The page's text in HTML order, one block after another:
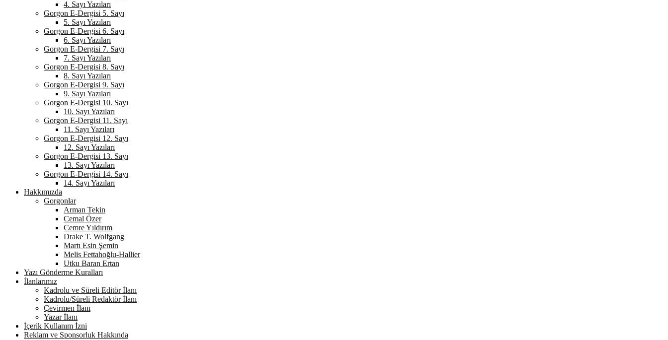
4. Sayı Yazıları
Gorgon E-Dergisi 5. Sayı
5. Sayı Yazıları
Gorgon E-Dergisi 6. Sayı
6. Sayı Yazıları
Gorgon E-Dergisi 7. Sayı
7. Sayı Yazıları
Gorgon E-Dergisi 8. Sayı
8. Sayı Yazıları
Gorgon E-Dergisi 9. Sayı
9. Sayı Yazıları
Gorgon E-Dergisi 10. Sayı
10. Sayı Yazıları
Gorgon E-Dergisi 11. Sayı
11. Sayı Yazıları
Gorgon E-Dergisi 12. Sayı
12. Sayı Yazıları
Gorgon E-Dergisi 13. Sayı
13. Sayı Yazıları
Gorgon E-Dergisi 14. Sayı
14. Sayı Yazıları
Hakkımızda
Gorgonlar
Arman Tekin
Cemal Özer
Cemre Yıldırım
Drake T. Wolfgang
Martı Esin Şemin
Melis Fettahoğlu-Hallier
Utku Baran Ertan
Yazı Gönderme Kuralları
İlanlarımız
Kadrolu ve Süreli Editör İlanı
Kadrolu/Süreli Redaktör İlanı
Çevirmen İlanı
Yazar İlanı
İçerik Kullanım İzni
Reklam ve Sponsorluk Hakkında